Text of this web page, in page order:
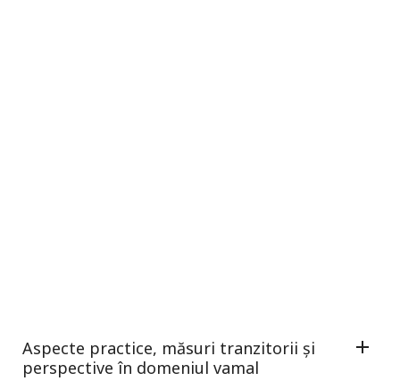
Aspecte practice, măsuri tranzitorii și
perspective în domeniul vamal